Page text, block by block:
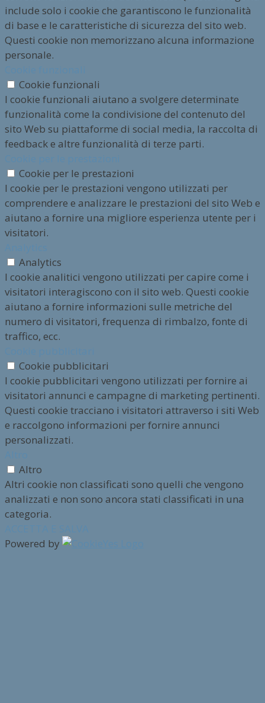
include solo i cookie che garantiscono le funzionalità
di base e le caratteristiche di sicurezza del sito web.
Questi cookie non memorizzano alcuna informazione
personale.
Cookie funzionali
I cookie funzionali aiutano a svolgere determinate
funzionalità come la condivisione del contenuto del
sito Web su piattaforme di social media, la raccolta di
feedback e altre funzionalità di terze parti.
Cookie per le prestazioni
I cookie per le prestazioni vengono utilizzati per
comprendere e analizzare le prestazioni del sito Web e
aiutano a fornire una migliore esperienza utente per i
visitatori.
Analytics
I cookie analitici vengono utilizzati per capire come i
visitatori interagiscono con il sito web. Questi cookie
aiutano a fornire informazioni sulle metriche del
numero di visitatori, frequenza di rimbalzo, fonte di
traffico, ecc.
Cookie pubblicitari
I cookie pubblicitari vengono utilizzati per fornire ai
visitatori annunci e campagne di marketing pertinenti.
Questi cookie tracciano i visitatori attraverso i siti Web
e raccolgono informazioni per fornire annunci
personalizzati.
Altro
Altri cookie non classificati sono quelli che vengono
analizzati e non sono ancora stati classificati in una
categoria.
Powered by